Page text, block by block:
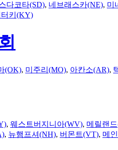
다코타(SD), 네브래스카(NE), 미
터키(KY)
(OK), 미주리(MO), 아칸소(AR),
, 웨스트버지니아(WV), 메릴랜
, 뉴햄프셔(NH), 버몬트(VT), 메